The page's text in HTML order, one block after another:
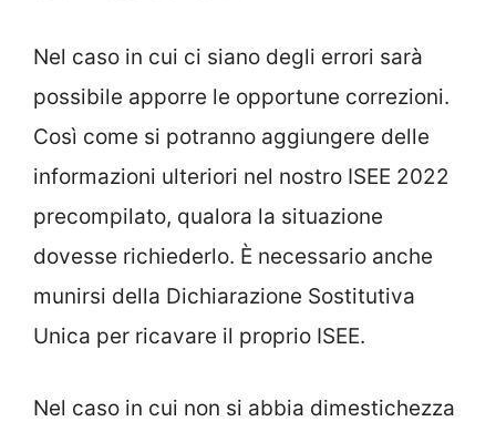
Nel caso in cui ci siano degli errori sarà
possibile apporre le opportune correzioni.
Così come si potranno aggiungere delle
informazioni ulteriori nel nostro ISEE 2022
precompilato, qualora la situazione
dovesse richiederlo. È necessario anche
munirsi della Dichiarazione Sostitutiva
Unica per ricavare il proprio ISEE.
Nel caso in cui non si abbia dimestichezza